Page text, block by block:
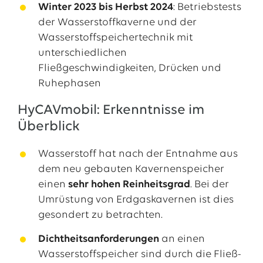
Winter 2023 bis Herbst 2024: Betriebstests
der Wasserstoffkaverne und der
Wasserstoffspeichertechnik mit
unterschiedlichen
Fließgeschwindigkeiten, Drücken und
Ruhephasen
HyCAVmobil: Erkenntnisse im
Überblick
Wasserstoff hat nach der Entnahme aus
dem neu gebauten Kavernenspeicher
einen sehr hohen Reinheitsgrad. Bei der
Umrüstung von Erdgaskavernen ist dies
gesondert zu betrachten.
Dichtheitsanforderungenan einen
Wasserstoffspeicher sind durch die Fließ-